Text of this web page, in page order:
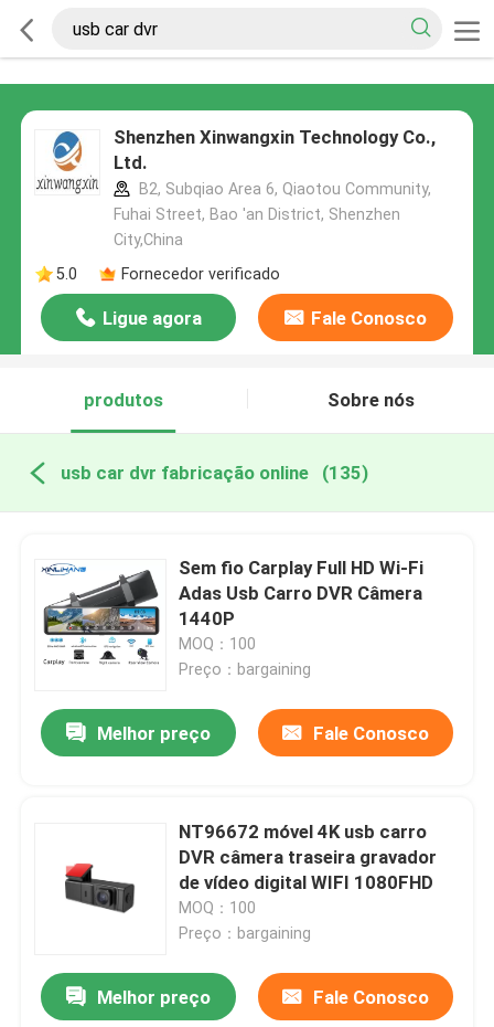
Shenzhen Xinwangxin Technology Co.,
Ltd.
B2, Subqiao Area 6, Qiaotou Community,
Fuhai Street, Bao 'an District, Shenzhen
City,China
5.0
Fornecedor verificado
Ligue agora Fale Conosco
produtos Sobre nós
usb car dvr fabricação online (135)
Sem fio Carplay Full HD Wi-Fi
Adas Usb Carro DVR Câmera
1440P
MOQ：100
Preço：bargaining
Melhor preço Fale Conosco
NT96672 móvel 4K usb carro
DVR câmera traseira gravador
de vídeo digital WIFI 1080FHD
MOQ：100
Preço：bargaining
Melhor preço Fale Conosco